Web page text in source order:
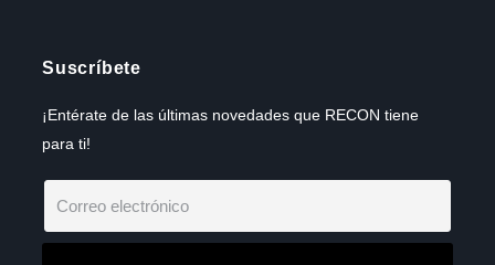
Suscríbete
¡Entérate de las últimas novedades que RECON tiene
para ti!